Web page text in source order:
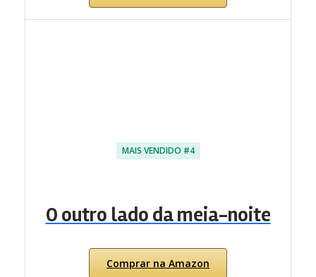
MAIS VENDIDO #4
O outro lado da meia-noite
Comprar na Amazon